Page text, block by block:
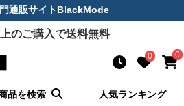
通販サイトBlackMode
のご購入で送料無料
0 0
品を検索 人気ランキング